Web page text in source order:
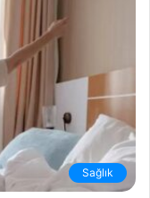
Sağlık